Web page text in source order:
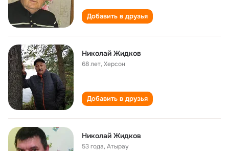
Добавить в друзья
Николай Жидков
68 лет,Херсон
Добавить в друзья
Николай Жидков
53 года,Атырау